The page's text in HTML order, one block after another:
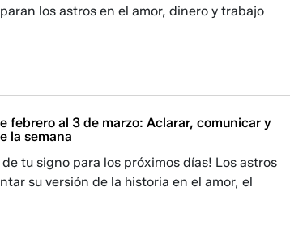
los astros en el amor, dinero y trabajo
febrero al 3 de marzo: Aclarar, comunicar y
la semana
tu signo para los próximos días! Los astros
su versión de la historia en el amor, el